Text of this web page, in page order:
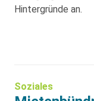
Hintergründe an.
Soziales